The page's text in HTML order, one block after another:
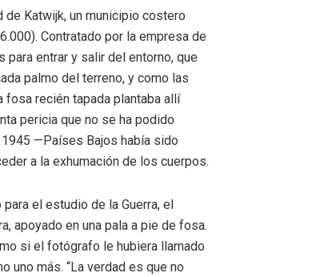
de Katwijk, un municipio costero
Contratado por la empresa de
entrar y salir del entorno, que
palmo del terreno, y como las
fosa recién tapada plantaba allí
pericia que no se ha podido
—Países Bajos había sido
a la exhumación de los cuerpos.
el estudio de la Guerra, el
apoyado en una pala a pie de fosa.
si el fotógrafo le hubiera llamado
uno más. “La verdad es que no